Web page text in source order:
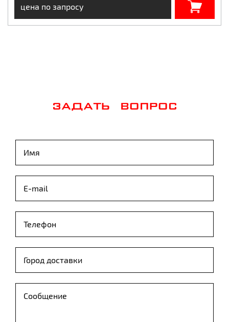
цена по запросу
ЗАДАТЬ ВОПРОС